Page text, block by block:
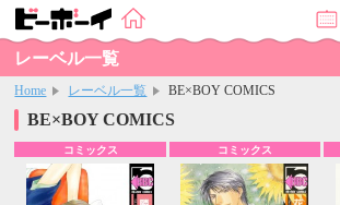
レーベル一覧
Home レーベル一覧 BE×BOY COMICS
BE×BOY COMICS
コミックス コミックス